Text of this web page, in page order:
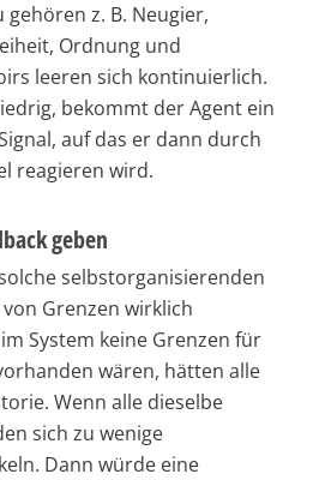
z. B. Neugier,
Ordnung und
leeren sich kontinuierlich.
bekommt der Agent ein
auf das er dann durch
reagieren wird.
geben
selbstorganisierenden
Grenzen wirklich
System keine Grenzen für
wären, hätten alle
Wenn alle dieselbe
sich zu wenige
Dann würde eine